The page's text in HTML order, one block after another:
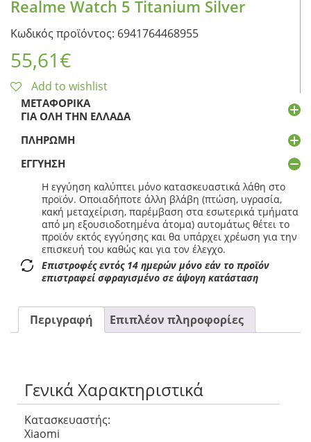
Realme Watch 5 Titanium Silver
Κωδικός προϊόντος: 6941764468955
55,61€
Add to wishlist
ΜΕΤΑΦΟΡΙΚΆ
ΓΙΑ ΌΛΗ ΤΗΝ ΕΛΛΆΔΑ
ΠΛΗΡΩΜΉ
ΕΓΓΎΗΣΗ
Η εγγύηση καλύπτει μόνο κατασκευαστικά λάθη στο
προϊόν. Οποιαδήποτε άλλη βλάβη (πτώση, υγρασία,
κακή μεταχείριση, παρέμβαση στα εσωτερικά τμήματα
από μη εξουσιοδοτημένα άτομα) αυτομάτως θέτει το
προϊόν εκτός εγγύησης και θα υπάρχει χρέωση για την
επισκευή του καθώς και για τον έλεγχο.
Επιστροφές εντός 14 ημερών μόνο εάν το προϊόν
επιστραφεί σφραγισμένο σε άψογη κατάσταση
Περιγραφή Επιπλέον πληροφορίες
Γενικά Χαρακτηριστικά
Κατασκευαστής:
Xiaomi